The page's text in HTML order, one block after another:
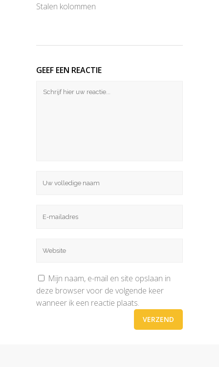
Stalen kolommen
GEEF EEN REACTIE
Mijn naam, e-mail en site opslaan in
deze browser voor de volgende keer
wanneer ik een reactie plaats.